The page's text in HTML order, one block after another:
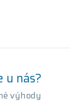
u nás?
výhody